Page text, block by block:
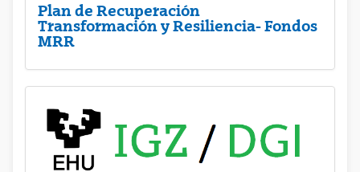
Plan de Recuperación
Transformación y Resiliencia- Fondos
MRR